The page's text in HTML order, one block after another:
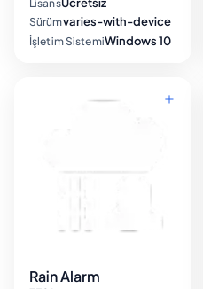
Lisans
Sürümvaries-with-device
İşletim SistemiWindows 10
Rain Alarm